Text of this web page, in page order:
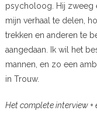
psycholoog. Hij zweeg
mijn verhaal te delen,
trekken en anderen te
aangedaan. Ik wil het
mannen, en zo een
in Trouw.
Het complete interview +